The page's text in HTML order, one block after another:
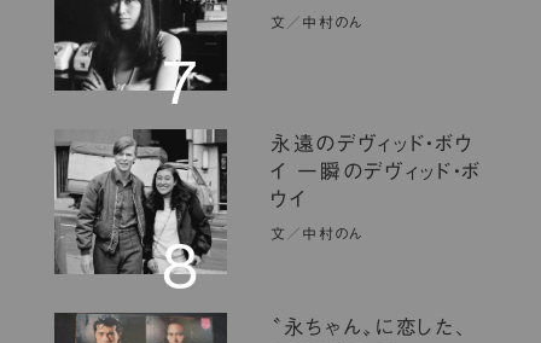
７
文／中村のん
8
永遠のデヴィッド・ボウ
イ 一瞬のデヴィッド・ボ
ウイ
文／中村のん
〝永ちゃん〟に恋した、